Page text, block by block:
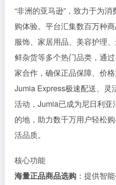
“非洲的亚马逊”，致力于为
购体验。平台汇集数百万种
服饰、家居用品、美容护理
鲜杂货等多个热门品类，通
家合作，确保正品保障、价
Jumia Express极速配送、灵
活动，Jumia已成为尼日利亚
的地，助力数千万用户轻松
活品质。
核心功能
海量正品商品选购 ：提供智